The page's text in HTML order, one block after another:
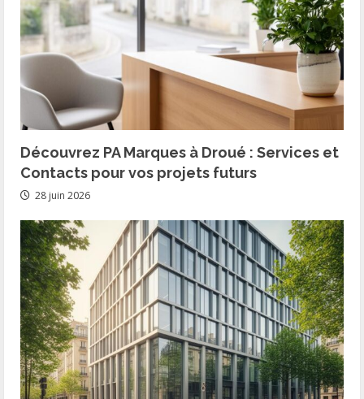
Découvrez PA Marques à Droué : Services et
Contacts pour vos projets futurs
28 juin 2026